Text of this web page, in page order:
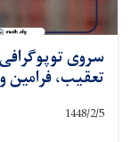
سروی
تعقیب،
1448/2/5